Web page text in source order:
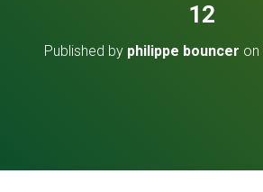
12
Published by philippe bouncer on